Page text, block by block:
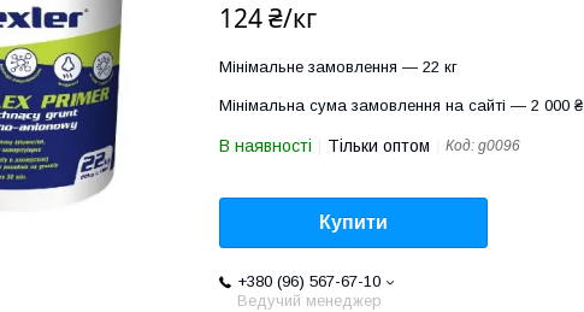
124 ₴/кг
Мінімальне замовлення — 22 кг
Мінімальна сума замовлення на сайті — 2 000 ₴
В наявності Тільки оптом Код: g0096
Купити
+380 (96) 567-67-10
Ведучий менеджер